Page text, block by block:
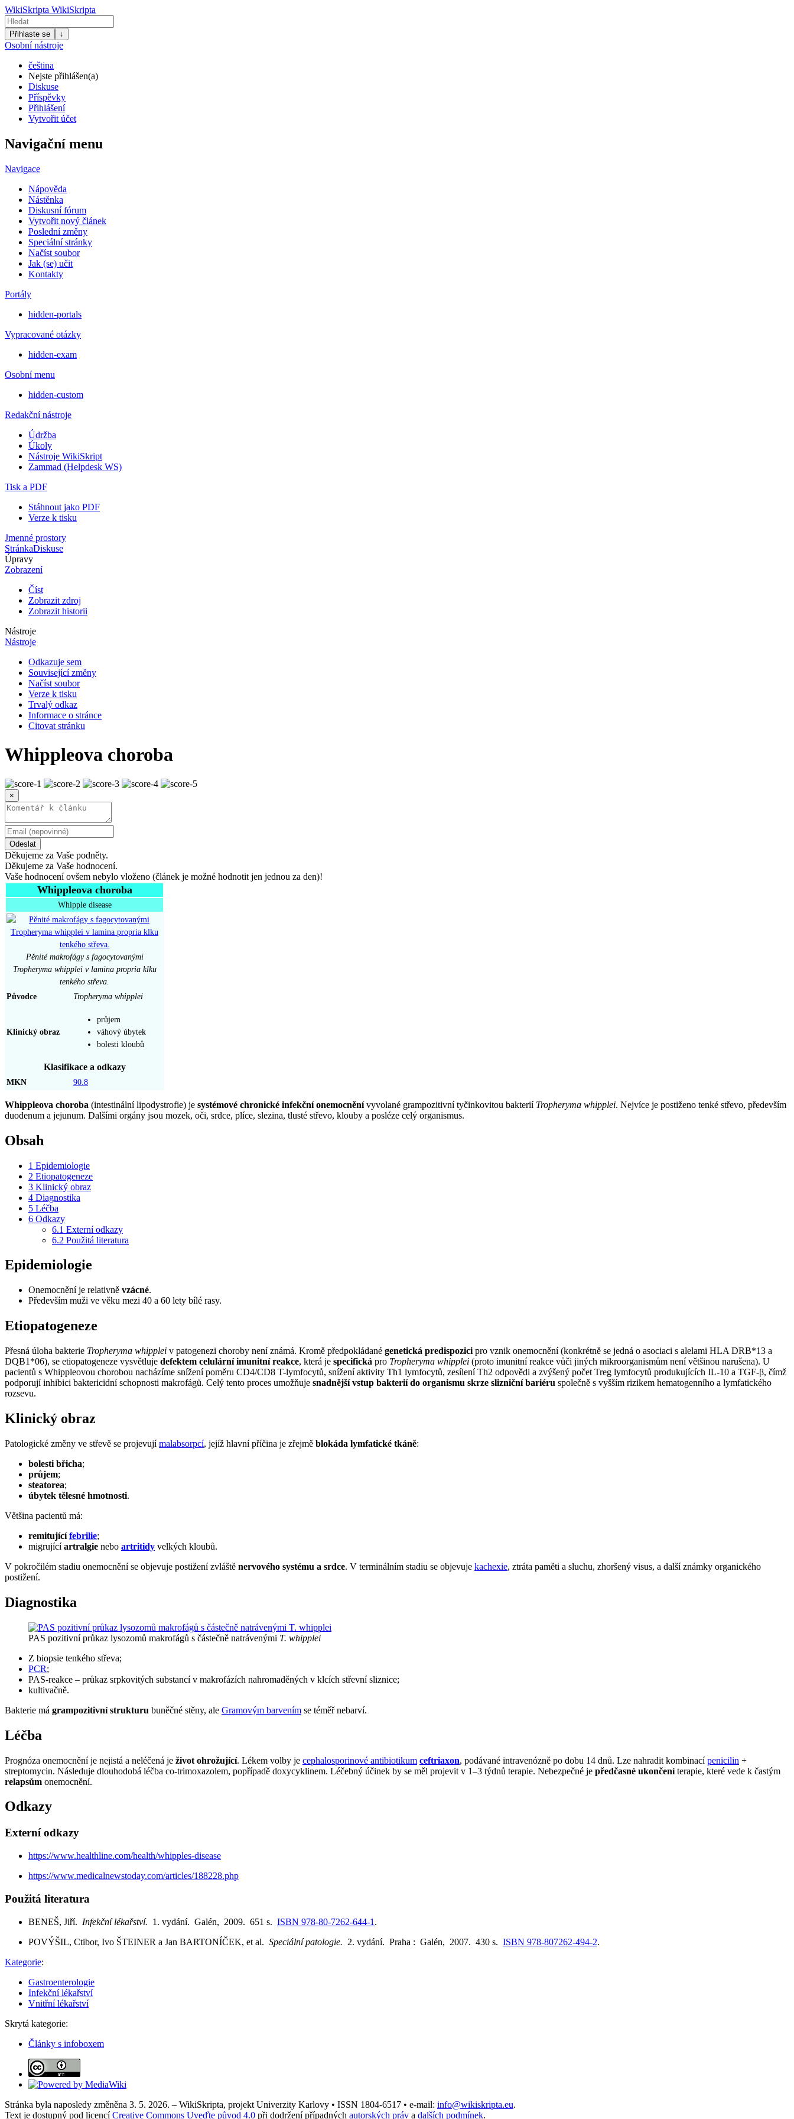
WikiSkripta WikiSkripta
Přihlaste se ↓
Osobní nástroje
čeština
Nejste přihlášen(a)
Diskuse
Příspěvky
Přihlášení
Vytvořit účet
Navigační menu
Navigace
Nápověda
Nástěnka
Diskusní fórum
Vytvořit nový článek
Poslední změny
Speciální stránky
Načíst soubor
Jak (se) učit
Kontakty
Portály
hidden-portals
Vypracované otázky
hidden-exam
Osobní menu
hidden-custom
Redakční nástroje
Údržba
Úkoly
Nástroje WikiSkript
Zammad (Helpdesk WS)
Tisk a PDF
Stáhnout jako PDF
Verze k tisku
Jmenné prostory
StránkaDiskuse
Úpravy
Zobrazení
Číst
Zobrazit zdroj
Zobrazit historii
Nástroje
Nástroje
Odkazuje sem
Související změny
Načíst soubor
Verze k tisku
Trvalý odkaz
Informace o stránce
Citovat stránku
Whippleova choroba
×
Odeslat
Děkujeme za Vaše podněty.
Děkujeme za Vaše hodnocení.
Vaše hodnocení ovšem nebylo vloženo (článek je možné hodnotit jen jednou za den)!
Whippleova choroba
Whipple disease
Pěnité makrofágy s fagocytovanými
Tropheryma whipplei v lamina propria klku
tenkého střeva.
Původce
Tropheryma whipplei
Klinický obraz
průjem
váhový úbytek
bolesti kloubů
Klasifikace a odkazy
MKN 90.8
Whippleova choroba (intestinální lipodystrofie) je systémové chronické infekční onemocněnívyvolané grampozitivní tyčinkovitou bakterií Tropheryma whipplei. Nejvíce je postiženo tenké střevo, především
duodenum a jejunum. Dalšími orgány jsou mozek, oči, srdce, plíce, slezina, tlusté střevo, klouby a posléze celý organismus.
Obsah
1 Epidemiologie
2 Etiopatogeneze
3 Klinický obraz
4 Diagnostika
5 Léčba
6 Odkazy
6.1 Externí odkazy
6.2 Použitá literatura
Epidemiologie
Onemocnění je relativně vzácné.
Především muži ve věku mezi 40 a 60 lety bílé rasy.
Etiopatogeneze
Přesná úloha bakterie Tropheryma whipplei v patogenezi choroby není známá. Kromě předpokládané genetická predispozici pro vznik onemocnění (konkrétně se jedná o asociaci s alelami HLA DRB*13 a
DQB1*06), se etiopatogeneze vysvětluje defektem celulární imunitní reakce, která je specifická pro Tropheryma whipplei (proto imunitní reakce vůči jiných mikroorganismům není většinou narušena). U
pacientů s Whippleovou chorobou nacházíme snížení poměru CD4/CD8 T-lymfocytů, snížení aktivity Th1 lymfocytů, zesílení Th2 odpovědi a zvýšený počet Treg lymfocytů produkujících IL-10 a TGF-β, čímž
podporují inhibici baktericidní schopnosti makrofágů. Celý tento proces umožňuje snadnější vstup bakterií do organismu skrze slizniční bariéru společně s vyšším rizikem hematogenního a lymfatického
rozsevu.
Klinický obraz
Patologické změny ve střevě se projevujímalabsorpcí, jejíž hlavní příčina je zřejmě blokáda lymfatické tkáně:
bolesti břicha;
průjem;
steatorea;
úbytek tělesné hmotnosti.
Většina pacientů má:
remitujícífebrilie;
migrujícíartralgie nebo artritidy velkých kloubů.
V pokročilém stadiu onemocnění se objevuje postižení zvláště nervového systému a srdce. V terminálním stadiu se objevuje kachexie, ztráta paměti a sluchu, zhoršený visus, a další známky organického
postižení.
Diagnostika
PAS pozitivní průkaz lysozomů makrofágů s částečně natrávenými T. whipplei
Z biopsie tenkého střeva;
PCR;
PAS-reakce – průkaz srpkovitých substancí v makrofázích nahromaděných v klcích střevní sliznice;
kultivačně.
Bakterie má grampozitivní strukturu buněčné stěny, ale Gramovým barvením se téměř nebarví.
Léčba
Prognóza onemocnění je nejistá a neléčená je život ohrožující. Lékem volby je cephalosporinové antibiotikum ceftriaxon, podávané intravenózně po dobu 14 dnů. Lze nahradit kombinacípenicilin +
streptomycin. Následuje dlouhodobá léčba co-trimoxazolem, popřípadě doxycyklinem. Léčebný účinek by se měl projevit v 1–3 týdnů terapie. Nebezpečné je předčasné ukončeníterapie, které vede k častým
relapsům onemocnění.
Odkazy
Externí odkazy
https://www.healthline.com/health/whipples-disease
https://www.medicalnewstoday.com/articles/188228.php
Použitá literatura
BENEŠ, Jiří. Infekční lékařství. 1. vydání. Galén, 2009. 651 s. ISBN 978-80-7262-644-1 .
POVÝŠIL, Ctibor, Ivo ŠTEINER a Jan BARTONÍČEK, et al. Speciální patologie. 2. vydání. Praha : Galén, 2007. 430 s. ISBN 978-807262-494-2.
Kategorie:
Gastroenterologie
Infekční lékařství
Vnitřní lékařství
Skrytá kategorie:
Články s infoboxem
Stránka byla naposledy změněna 3. 5. 2026. – WikiSkripta, projekt Univerzity Karlovy • ISSN 1804-6517 • e-mail: info@wikiskripta.eu.
Text je dostupný pod licencíCreative Commons Uveďte původ 4.0 při dodržení případných autorských práv a dalších podmínek.